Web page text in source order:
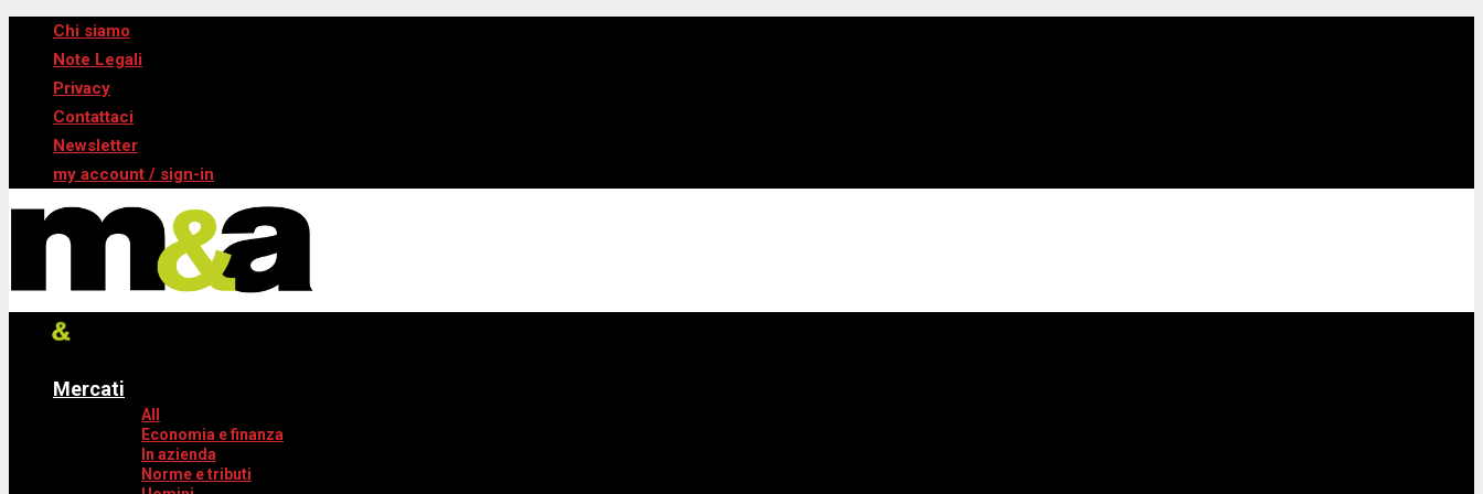
Chi siamo
Note Legali
Privacy
Contattaci
Newsletter
my account / sign-in
Mercati
All
Economia e finanza
In azienda
Norme e tributi